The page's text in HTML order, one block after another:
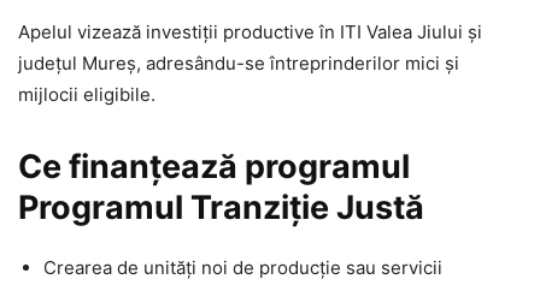
Apelul vizează investiții productive în ITI Valea Jiului și
județul Mureș, adresându-se întreprinderilor mici și
mijlocii eligibile.
Ce finanțează programul
Programul Tranziție Justă
Crearea de unități noi de producție sau servicii